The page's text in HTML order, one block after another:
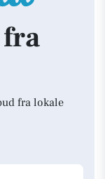
fra lokale